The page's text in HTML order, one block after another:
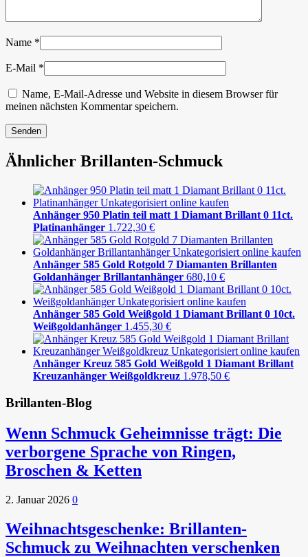
Name *
E-Mail *
Name, E-Mail-Adresse und Website in diesem Browser für
meinen nächsten Kommentar speichern.
Ähnlicher Brillanten-Schmuck
Anhänger 950 Platin teil matt 1 Diamant Brillant 0 11ct.
Platinanhänger 1.722,30 €
Anhänger 585 Gold Rotgold 7 Diamanten Brillanten
Goldanhänger Brillantanhänger 680,10 €
Anhänger 585 Gold Weißgold 1 Diamant Brillant 0 10ct.
Weißgoldanhänger 1.455,30 €
Anhänger Kreuz 585 Gold Weißgold 1 Diamant Brillant
Kreuzanhänger Weißgoldkreuz 1.978,50 €
Brillanten-Blog
Wenn Schmuck Geheimnisse trägt: Die
verborgene Sprache von Ringen,
Broschen & Ketten
2. Januar 2026 0
Weihnachtsgeschenke: Brillanten-
Schmuck zu Weihnachten verschenken